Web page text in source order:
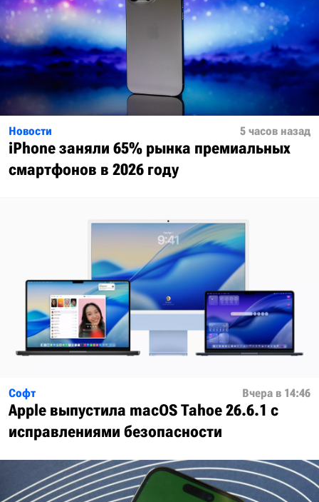
Новости 5 часов назад
iPhone заняли 65% рынка премиальных
смартфонов в 2026 году
Софт Вчера в 14:46
Apple выпустила macOS Tahoe 26.6.1 с
исправлениями безопасности